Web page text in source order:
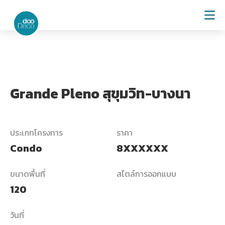
Grande Pleno สุขุมวิท-บางนา
ประเภทโครงการ
Condo
ราคา
8XXXXXX
ขนาดพื้นที่
120
สไตล์การออกแบบ
วันที่